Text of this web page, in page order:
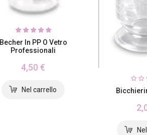
Becher In PP O Vetro
Professionali
4,50 €